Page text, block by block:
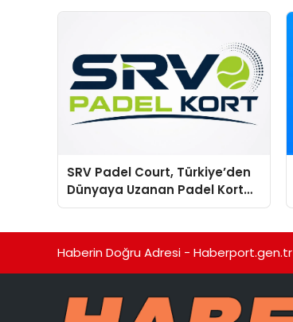
SRV Padel Court, Türkiye’den
Dünyaya Uzanan Padel Kort
Üretiminde Güvenin Adresi
Haberin Doğru Adresi - Haberport.gen.tr